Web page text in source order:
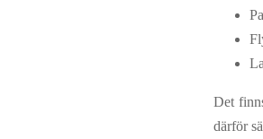
Det
därför